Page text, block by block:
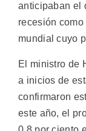
anticipaban el
recesión
mundial cuyo
El ministro de
a inicios de
confirmaron
este año, el